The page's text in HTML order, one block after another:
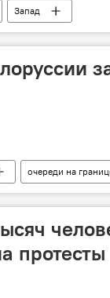
Запад
очереди на
протесты